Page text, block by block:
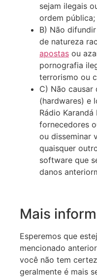
sejam ilegais
ordem pública;
B) Não
de natureza
apostas ou
pornografia
terrorismo ou
C) Não causar
(hardwares) e
Rádio
fornecedores
ou disseminar
quaisquer
software que
danos
Mais
Esperemos que
mencionado
você não tem
geralmente é mais